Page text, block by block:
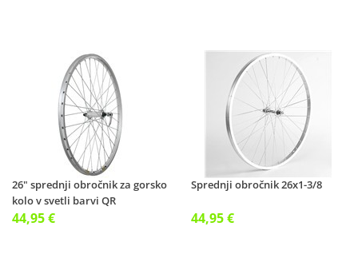
26" sprednji obročnik za gorsko
kolo v svetli barvi QR
44,95 €
Sprednji obročnik 26x1-3/8
44,95 €